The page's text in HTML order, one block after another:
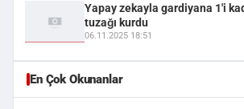
Yapay zekayla gardiyana 1'i
tuzağı kurdu
06.11.2025 18:51
En Çok Okunanlar